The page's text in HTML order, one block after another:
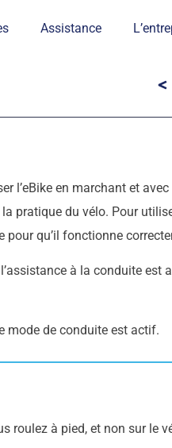
Assistance
l’eBike en marchant et
pratique du vélo. Pour
pour qu’il fonctionne
à la conduite est
mode de conduite est actif.
roulez à pied, et non sur le